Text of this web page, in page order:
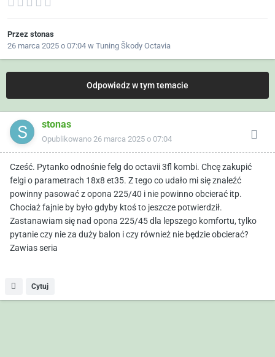
Przez stonas
26 marca 2025 o 07:04 w Tuning Škody Octavia
Odpowiedz w tym temacie
stonas
Opublikowano 26 marca 2025 o 07:04
Cześć. Pytanko odnośnie felg do octavii 3fl kombi. Chcę zakupić
felgi o parametrach 18x8 et35. Z tego co udało mi się znaleźć
powinny pasować z opona 225/40 i nie powinno obcierać itp.
Chociaż fajnie by było gdyby ktoś to jeszcze potwierdził.
Zastanawiam się nad opona 225/45 dla lepszego komfortu, tylko
pytanie czy nie za duży balon i czy również nie będzie obcierać?
Zawias seria
Cytuj